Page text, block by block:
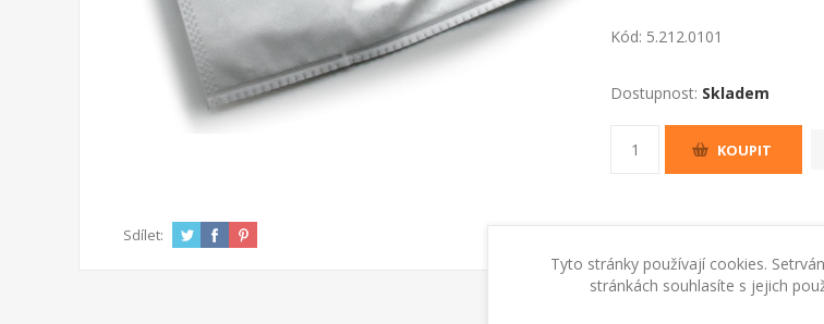
Kód: 5.212.0101
Dostupnost: Skladem
KOUPIT
Sdílet:
Tyto stránky používají cookies.
stránkách souhlasíte s jejich